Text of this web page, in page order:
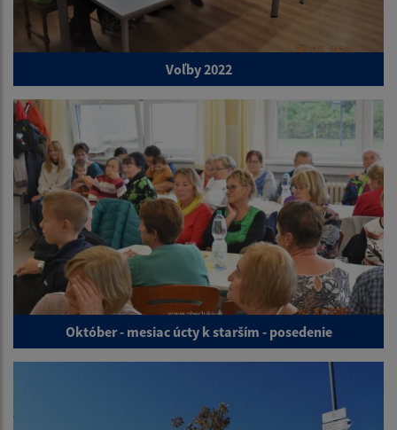
Voľby 2022
Október - mesiac úcty k starším - posedenie